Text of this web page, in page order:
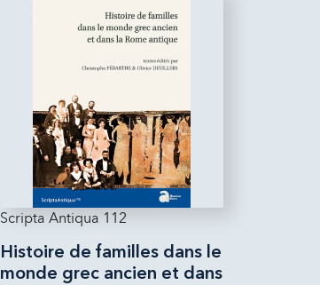
Scripta Antiqua 112
Histoire de familles dans le
monde grec ancien et dans